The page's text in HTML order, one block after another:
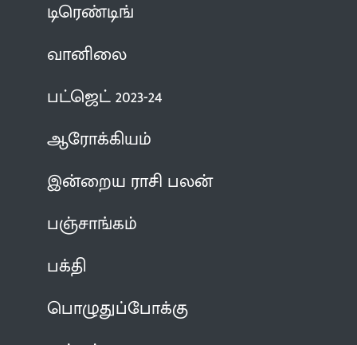
டிரெண்டிங்
வானிலை
பட்ஜெட் 2023-24
ஆரோக்கியம்
இன்றைய ராசி பலன்
பஞ்சாங்கம்
பக்தி
பொழுதுப்போக்கு